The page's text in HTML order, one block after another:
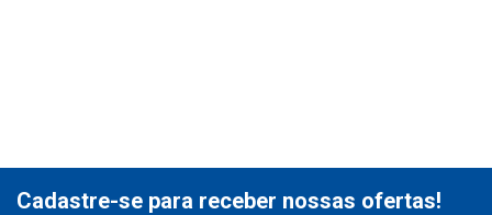
Cadastre-se para receber nossas ofertas!